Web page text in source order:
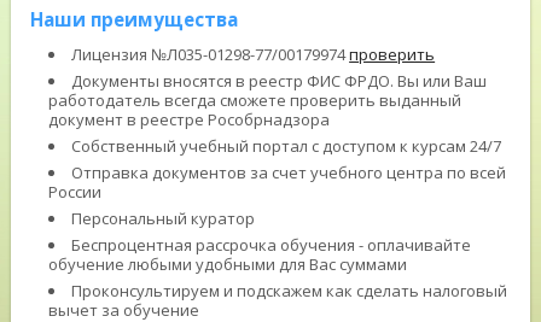
Наши преимущества
Лицензия №Л035-01298-77/00179974проверить
Документы вносятся в реестр ФИС ФРДО. Вы или Ваш
работодатель всегда сможете проверить выданный
документ в реестре Рособрнадзора
Собственный учебный портал с доступом к курсам 24/7
Отправка документов за счет учебного центра по всей
России
Персональный куратор
Беспроцентная рассрочка обучения - оплачивайте
обучение любыми удобными для Вас суммами
Проконсультируем и подскажем как сделать налоговый
вычет за обучение